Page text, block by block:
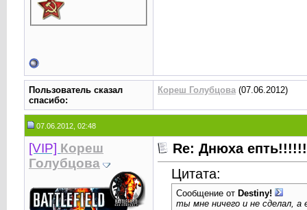
Пользователь сказал
cпасибо:
Кореш Голубцова(07.06.2012)
07.06.2012, 02:48
[VIP] Кореш
Голубцова
Re: Днюха
Цитата:
Сообщение от Destiny!
ты мне ничего и не сделал, а